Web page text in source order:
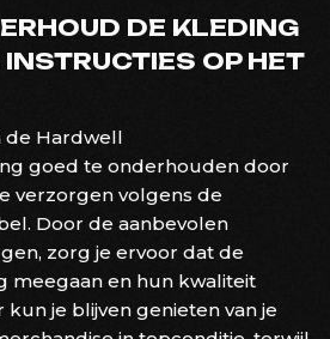
DE KLEDING
OP HET
de Hardwell
goed te onderhouden door
verzorgen volgens de
Door de aanbevolen
zorg je ervoor dat de
meegaan en hun kwaliteit
je blijven genieten van je